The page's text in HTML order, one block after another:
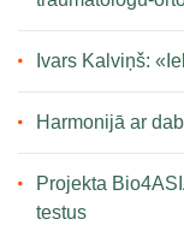
Ivars Kalviņš:
Harmonijā ar
Projekta
testus